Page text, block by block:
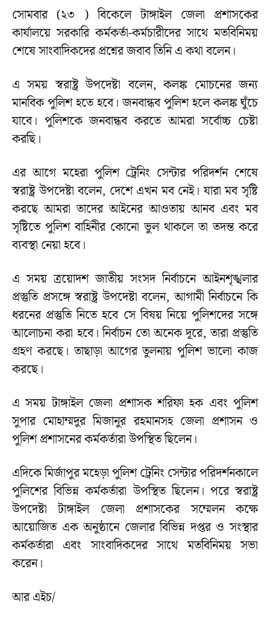
সোমবার (২৩ ) বিকেলে টাঙ্গাইল জেলা প্রশাসকের
কার্যালয়ে সরকারি কর্মকর্তা-কর্মচারীদের সাথে মতবিনিময়
শেষে সাংবাদিকদের প্রশ্নের জবাব তিনি এ কথা বলেন।
এ সময় স্বরাষ্ট্র উপদেষ্টা বলেন, কলঙ্ক মোচনের জন্য
মানবিক পুলিশ হতে হবে। জনবান্ধব পুলিশ হলে কলঙ্ক ঘুঁচে
যাবে। পুলিশকে জনবান্ধব করতে আমরা সর্বোচ্চ চেষ্টা
করছি।
এর আগে মহেরা পুলিশ ট্রেনিং সেন্টার পরিদর্শন শেষে
স্বরাষ্ট্র উপদেষ্টা বলেন, দেশে এখন মব নেই। যারা মব সৃষ্টি
করছে আমরা তাদের আইনের আওতায় আনব এবং মব
সৃষ্টিতে পুলিশ বাহিনীর কোনো ভুল থাকলে তা তদন্ত করে
ব্যবস্থা নেয়া হবে।
এ সময় ত্রয়োদশ জাতীয় সংসদ নির্বাচনে আইনশৃঙ্খলার
প্রস্তুতি প্রসঙ্গে স্বরাষ্ট্র উপদেষ্টা বলেন, আগামী নির্বাচনে কি
ধরনের প্রস্তুতি নিতে হবে সে বিষয় নিয়ে পুলিশদের সঙ্গে
আলোচনা করা হবে। নির্বাচন তো অনেক দূরে, তারা প্রস্তুতি
গ্রহণ করছে। তাছাড়া আগের তুলনায় পুলিশ ভালো কাজ
করছে।
এ সময় টাঙ্গাইল জেলা প্রশাসক শরিফা হক এবং পুলিশ
সুপার মোহাম্মদুর মিজানুর রহমানসহ জেলা প্রশাসন ও
পুলিশ প্রশাসনের কর্মকর্তারা উপস্থিত ছিলেন।
এদিকে মির্জাপুর মহেড়া পুলিশ ট্রেনিং সেন্টার পরিদর্শনকালে
পুলিশের বিভিন্ন কর্মকর্তারা উপস্থিত ছিলেন। পরে স্বরাষ্ট্র
উপদেষ্টা টাঙ্গাইল জেলা প্রশাসকের সম্মেলন কক্ষে
আয়োজিত এক অনুষ্ঠানে জেলার বিভিন্ন দপ্তর ও সংস্থার
কর্মকর্তারা এবং সাংবাদিকদের সাথে মতবিনিময় সভা
করেন।
আর এইচ/